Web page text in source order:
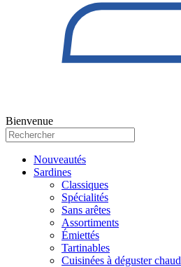
Bienvenue
Nouveautés
Sardines
Classiques
Spécialités
Sans arêtes
Assortiments
Émiettés
Tartinables
Cuisinées à déguster chaud